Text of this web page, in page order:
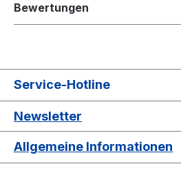
Bewertungen
Service-Hotline
Newsletter
Allgemeine Informationen